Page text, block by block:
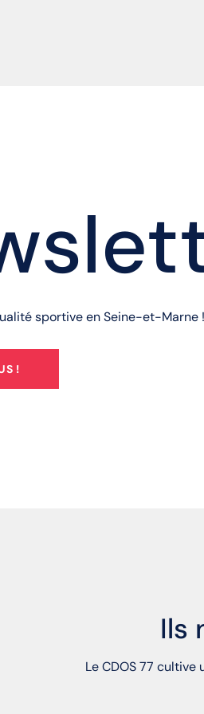
sportive en Seine-et-Marne !
!
Ils
Le CDOS 77